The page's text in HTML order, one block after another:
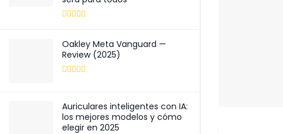
Oakley Meta Vanguard —
Review (2025)
Auriculares inteligentes con IA:
los mejores modelos y cómo
elegir en 2025